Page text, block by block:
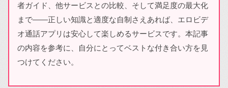
者ガイド、他サービスとの比較、そして満足度の最大化
まで――正しい知識と適度な自制さえあれば、エロビデ
オ通話アプリは安心して楽しめるサービスです。本記事
の内容を参考に、自分にとってベストな付き合い方を見
つけてください。